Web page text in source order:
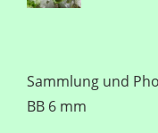
Sammlung und
BB 6 mm